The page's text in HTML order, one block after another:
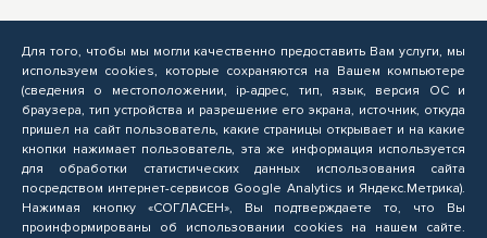
Для того, чтобы мы могли качественно предоставить Вам услуги, мы
используем cookies, которые сохраняются на Вашем компьютере
(сведения о местоположении, ip-адрес, тип, язык, версия ОС и
браузера, тип устройства и разрешение его экрана, источник, откуда
пришел на сайт пользователь, какие страницы открывает и на какие
кнопки нажимает пользователь, эта же информация используется
для обработки статистических данных использования сайта
посредством интернет-сервисов Google Analytics и Яндекс.Метрика).
Нажимая кнопку «СОГЛАСЕН», Вы подтверждаете то, что Вы
проинформированы об использовании cookies на нашем сайте.